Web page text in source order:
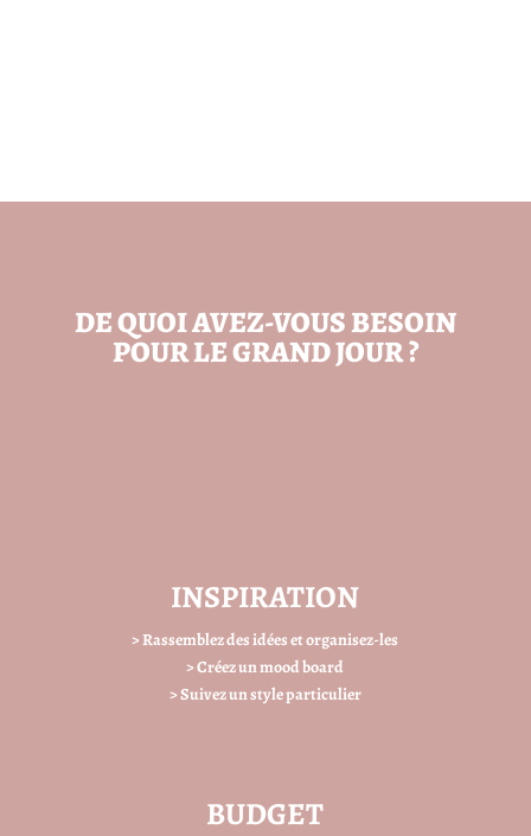
DE QUOI AVEZ-VOUS BESOIN
POUR LE GRAND JOUR ?
INSPIRATION
> Rassemblez des idées et organisez-les
> Créez un mood board
> Suivez un style particulier
BUDGET